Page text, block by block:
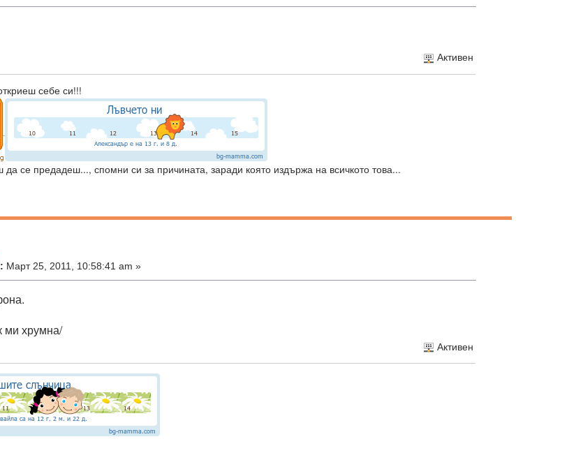
Активен
себе си!!!
да се предадеш..., спомни си за причината, заради която издържа на всичкото това...
Март 25, 2011, 10:58:41 am »
ми хрумна/
Активен